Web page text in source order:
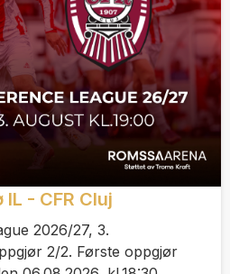
- CFR Cluj
2026/27, 3.
2/2. Første oppgjør